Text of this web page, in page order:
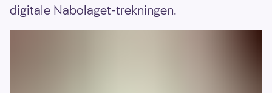
digitale Nabolaget-trekningen.